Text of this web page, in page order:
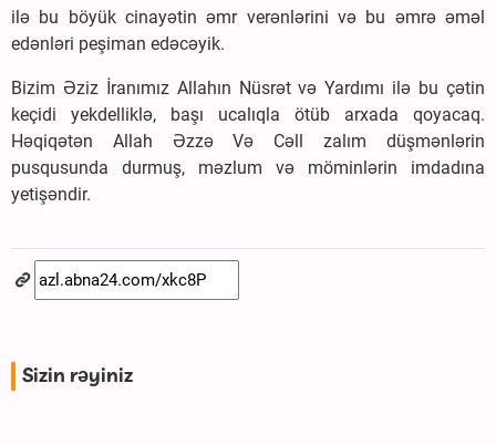
ilə bu böyük cinayətin əmr verənlərini və bu əmrə əməl
edənləri peşiman edəcəyik.
Bizim Əziz İranımız Allahın Nüsrət və Yardımı ilə bu çətin
keçidi yekdelliklə, başı ucalıqla ötüb arxada qoyacaq.
Həqiqətən Allah Əzzə Və Cəll zalım düşmənlərin
pusqusunda durmuş, məzlum və möminlərin imdadına
yetişəndir.
Sizin rəyiniz